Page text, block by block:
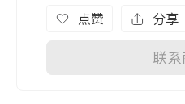
点赞 分享
联